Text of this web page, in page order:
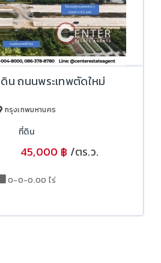
น ถนนพระเทพตัดใหม่
กรุงเทพมหานคร
ที่ดิน
45,000 ฿ /ตร.ว.
0-0-0.00 ไร่